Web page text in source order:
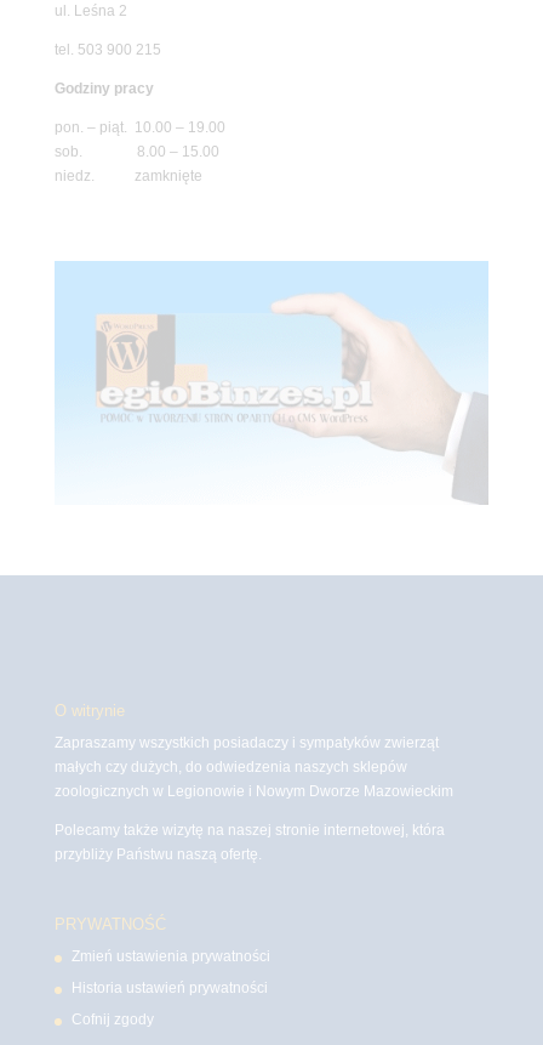
ul. Leśna 2
tel. 503 900 215
Godziny pracy
pon. – piąt. 10.00 – 19.00
sob. 8.00 – 15.00
niedz. zamknięte
O witrynie
Zapraszamy wszystkich posiadaczy i sympatyków zwierząt
małych czy dużych, do odwiedzenia naszych sklepów
zoologicznych w Legionowie i Nowym Dworze Mazowieckim
Polecamy także wizytę na naszej stronie internetowej, która
przybliży Państwu naszą ofertę.
PRYWATNOŚĆ
Zmień ustawienia prywatności
Historia ustawień prywatności
Cofnij zgody